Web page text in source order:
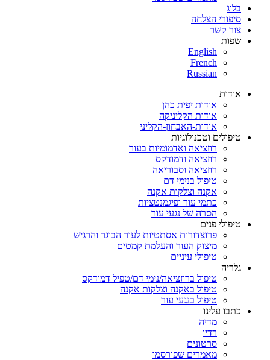
בלוג
סיפורי הצלחה
צור קשר
שפות
English
French
Russian
אודות
אודות יפית כהן
אודות הקליניקה
אודות-האבחון-הקליני
טיפולים וטכנולוגיות
רוזציאה ואדמומיות בעור
רוזציאה ודמודקס
רוזציאה וסבוריאה
טיפול בנימי דם
אקנה וצלקות אקנה
כתמי עור ופיגמנטציות
הסרה של נגעי עור
טיפולי פנים
פרוצדורות אסתטיות לעור הבוגר והרגיש
מיצוק העור והעלמת קמטים
טיפולי עיניים
גלריה
טיפול ברוזציאה/נימי דם/טפיל דמודקס
טיפול באקנה וצלקות אקנה
טיפול בנגעי עור
כתבו עלינו
מדיה
רדיו
סרטונים
מאמרים שפורסמו